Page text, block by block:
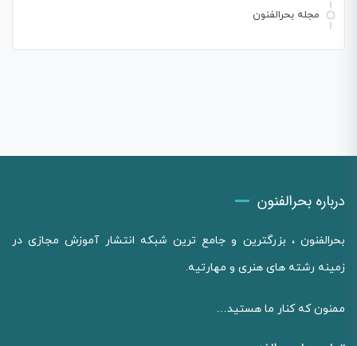
مجله بحرالفنون
درباره بحرالفنون
بحرالفنون ، بزرگترین و جامع ترین شبکه انتشار آموزش مجازی در
زمینه رشته های هنری و مهارتیه.
ممنون که کنار ما هستید…